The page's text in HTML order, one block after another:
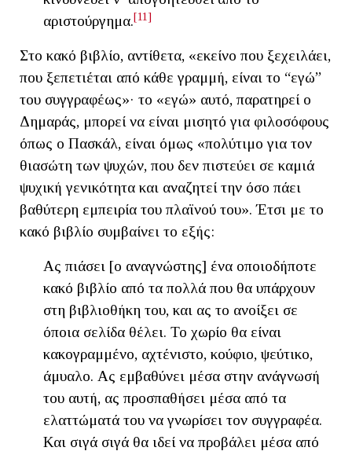
αριστούργημα.[11]
Στο κακό βιβλίο, αντίθετα, «εκείνο που ξεχειλάει,
που ξεπετιέται από κάθε γραμμή, είναι το “εγώ”
του συγγραφέως»· το «εγώ» αυτό, παρατηρεί ο
Δημαράς, μπορεί να είναι μισητό για φιλοσόφους
όπως ο Πασκάλ, είναι όμως «πολύτιμο για τον
θιασώτη των ψυχών, που δεν πιστεύει σε καμιά
ψυχική γενικότητα και αναζητεί την όσο πάει
βαθύτερη εμπειρία του πλαϊνού του». Έτσι με το
κακό βιβλίο συμβαίνει το εξής:
Ας πιάσει [ο αναγνώστης] ένα οποιοδήποτε
κακό βιβλίο από τα πολλά που θα υπάρχουν
στη βιβλιοθήκη του, και ας το ανοίξει σε
όποια σελίδα θέλει. Το χωρίο θα είναι
κακογραμμένο, αχτένιστο, κούφιο, ψεύτικο,
άμυαλο. Ας εμβαθύνει μέσα στην ανάγνωσή
του αυτή, ας προσπαθήσει μέσα από τα
ελαττώματά του να γνωρίσει τον συγγραφέα.
Και σιγά σιγά θα ιδεί να προβάλει μέσα από